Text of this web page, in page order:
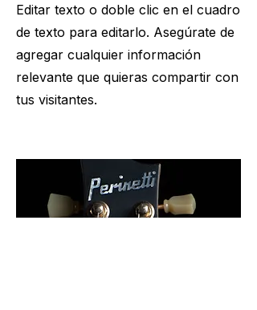
Editar texto o doble clic en el cuadro
de texto para editarlo. Asegúrate de
agregar cualquier información
relevante que quieras compartir con
tus visitantes.